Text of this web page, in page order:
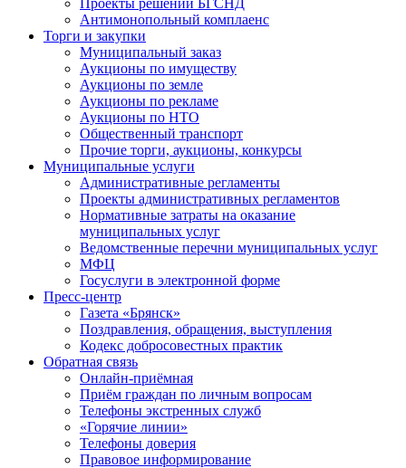
Проекты решений БГСНД
Антимонопольный комплаенс
Торги и закупки
Муниципальный заказ
Аукционы по имуществу
Аукционы по земле
Аукционы по рекламе
Аукционы по НТО
Общественный транспорт
Прочие торги, аукционы, конкурсы
Муниципальные услуги
Административные регламенты
Проекты административных регламентов
Нормативные затраты на оказание
муниципальных услуг
Ведомственные перечни муниципальных услуг
МФЦ
Госуслуги в электронной форме
Пресс-центр
Газета «Брянск»
Поздравления, обращения, выступления
Кодекс добросовестных практик
Обратная связь
Онлайн-приёмная
Приём граждан по личным вопросам
Телефоны экстренных служб
«Горячие линии»
Телефоны доверия
Правовое информирование